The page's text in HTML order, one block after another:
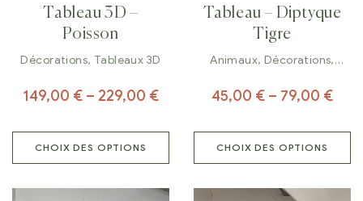
Tableau 3D –
Poisson
Décorations, Tableaux 3D
149,00 € – 229,00 €
CHOIX DES OPTIONS
Tableau – Diptyque
Tigre
Animaux, Décorations,
45,00 € – 79,00 €
CHOIX DES OPTIONS